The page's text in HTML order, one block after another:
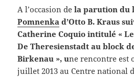
A l’occasion de la parution
Pomnenka d’Otto B. Kraus
Catherine Coquio intitulé «
De Theresienstadt au block
Birkenau », une rencontre est
juillet 2013 au Centre national